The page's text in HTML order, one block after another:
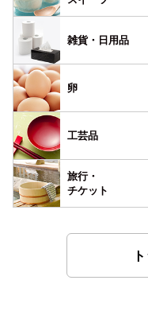
雑貨・ 日用品
卵
工芸品
旅行・
チケット